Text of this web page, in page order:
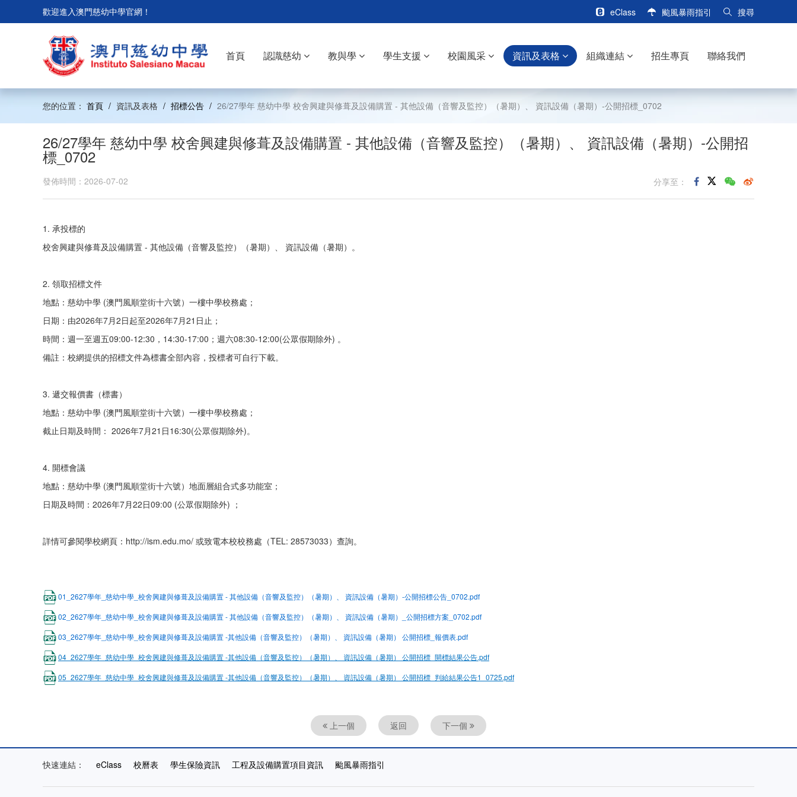
歡迎進入澳門慈幼中學官網！ eClass 颱風暴雨指引 搜尋
首頁 認識慈幼 教與學 學生支援 校園風采 資訊及表格 組織連結 招生專頁 聯絡我們
您的位置： 首頁 / 資訊及表格 / 招標公告 / 26/27學年 慈幼中學 校舍興建與修葺及設備購置 - 其他設備（音響及監控）（暑期）、 資訊設備（暑期）-公開招標_0702
26/27學年 慈幼中學 校舍興建與修葺及設備購置 - 其他設備（音響及監控）（暑期）、 資訊設備（暑期）-公開招
標_0702
發佈時間：2026-07-02 分享至：
1. 承投標的
校舍興建與修葺及設備購置 - 其他設備（音響及監控）（暑期）、 資訊設備（暑期）。
2. 領取招標文件
地點：慈幼中學 (澳門風順堂街十六號）一樓中學校務處；
日期：由2026年7月2日起至2026年7月21日止；
時間：週一至週五09:00-12:30，14:30-17:00；週六08:30-12:00(公眾假期除外) 。
備註：校網提供的招標文件為標書全部內容，投標者可自行下載。
3. 遞交報價書（標書）
地點：慈幼中學 (澳門風順堂街十六號）一樓中學校務處；
截止日期及時間： 2026年7月21日16:30(公眾假期除外)。
4. 開標會議
地點：慈幼中學 (澳門風順堂街十六號）地面層組合式多功能室；
日期及時間：2026年7月22日09:00 (公眾假期除外) ；
詳情可參閱學校網頁：http://ism.edu.mo/ 或致電本校校務處（TEL: 28573033）查詢。
01_2627學年_慈幼中學_校舍興建與修葺及設備購置 - 其他設備（音響及監控）（暑期）、 資訊設備（暑期）-公開招標公告_0702.pdf
02_2627學年_慈幼中學_校舍興建與修葺及設備購置 - 其他設備（音響及監控）（暑期）、 資訊設備（暑期）_公開招標方案_0702.pdf
03_2627學年_慈幼中學_校舍興建與修葺及設備購置 -其他設備（音響及監控）（暑期）、 資訊設備（暑期） 公開招標_報價表.pdf
04_2627學年_慈幼中學_校舍興建與修葺及設備購置 -其他設備（音響及監控）（暑期）、 資訊設備（暑期） 公開招標_開標結果公告.pdf
05_2627學年_慈幼中學_校舍興建與修葺及設備購置 -其他設備（音響及監控）（暑期）、 資訊設備（暑期） 公開招標_判給結果公告1_0725.pdf
上一個 返回 下一個
快速連結： eClass 校曆表 學生保險資訊 工程及設備購置項目資訊 颱風暴雨指引